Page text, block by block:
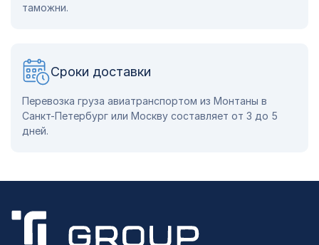
таможни.
Сроки доставки
Перевозка груза авиатранспортом из Монтаны в
Санкт-Петербург или Москву составляет от 3 до 5
дней.